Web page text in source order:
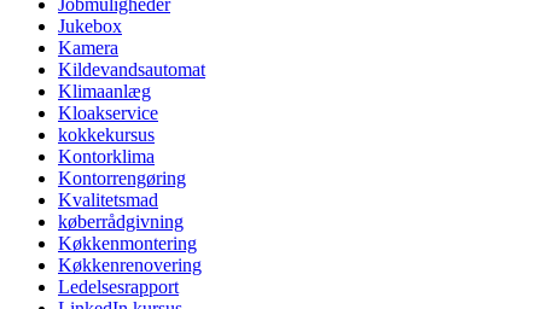
Jukebox
Kamera
Kildevandsautomat
Klimaanlæg
Kloakservice
kokkekursus
Kontorklima
Kontorrengøring
Kvalitetsmad
køberrådgivning
Køkkenmontering
Køkkenrenovering
Ledelsesrapport